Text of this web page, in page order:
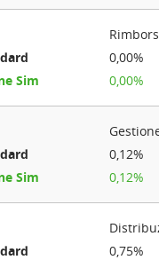
0,00%
0,00%
0,12%
0,12%
0,75%